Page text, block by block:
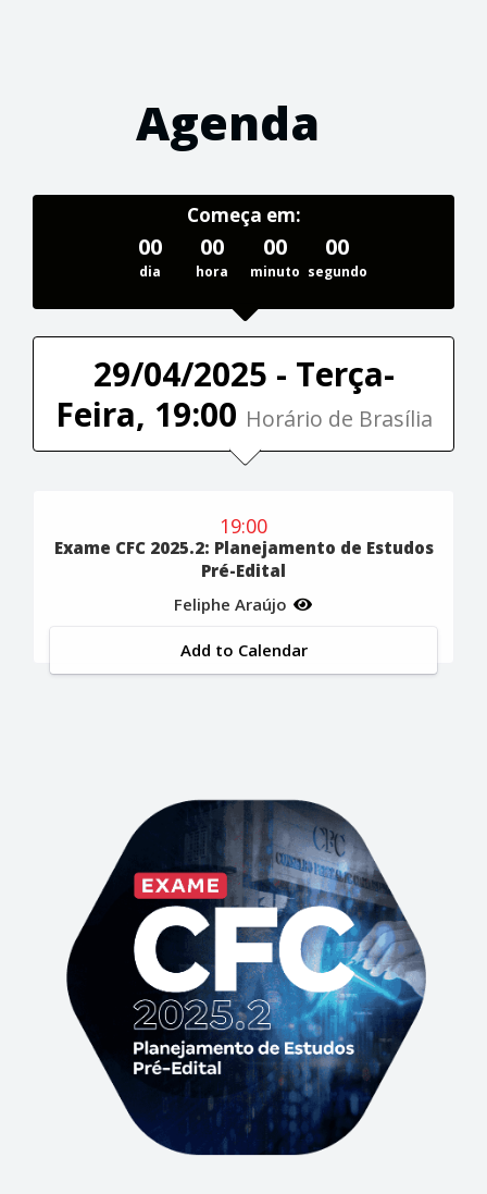
Agenda
Começa em:
00
dia
00
hora
00
minuto
00
segundo
29/04/2025 - Terça-
Feira, 19:00 Horário de Brasília
19:00
Exame CFC 2025.2: Planejamento de Estudos
Pré-Edital
Feliphe Araújo
Add to Calendar